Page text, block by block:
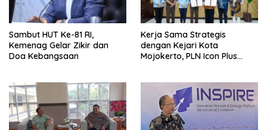
Sambut HUT Ke-81 RI,
Kemenag Gelar Zikir dan
Doa Kebangsaan
Kerja Sama Strategis
dengan Kejari Kota
Mojokerto, PLN Icon Plus